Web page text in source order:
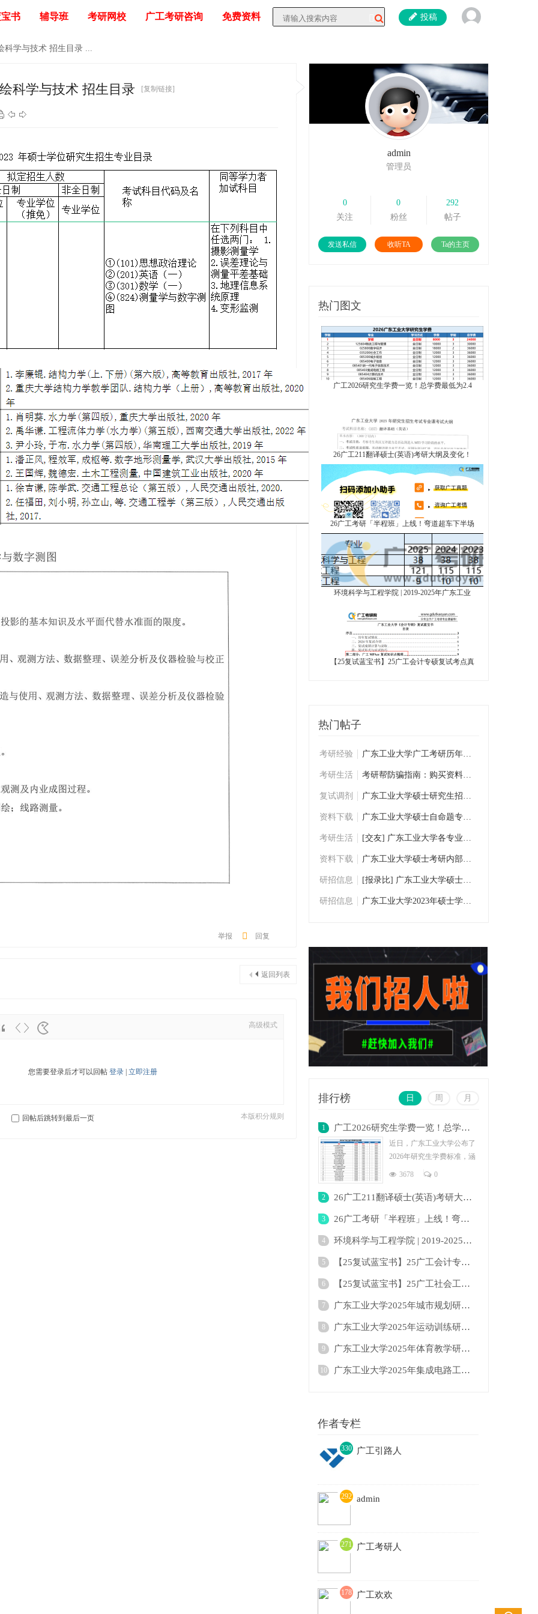
书 辅导班 考研网校 广工考研咨询 免费资料 投稿
科学与技术 招生目录 ...
科学与技术 招生目录 [复制链接]
回复
举报
返回列表
高级模式
您需要登录后才可以回帖 登录 立即注册
本版积分规则
回帖后跳转到最后一页
admin
管理员
0
关注
0
粉丝
292
帖子
发送私信 收听TA Ta的主页
热门图文
广工2026研究生学费一览！总学费最低为2.4
26广工211翻译硕士(英语)考研大纲及变化！
26广工考研「半程班」上线！弯道超车下半场
环境科学与工程学院 | 2019-2025年广东工业
【25复试蓝宝书】25广工会计专硕复试考点真
热门帖子
考研经验 广东工业大学广工考研历年学姐学长复试经验
考研生活 考研帮防骗指南：购买资料前必看
复试调剂 广东工业大学硕士研究生招生复试考生须知
资料下载 广东工业大学硕士自命题专业课考研历年真题
考研生活 [交友] 广东工业大学各专业考研交流群
资料下载 广东工业大学硕士考研内部资料/考研真题下
研招信息 [报录比] 广东工业大学硕士研究生数据统计
研招信息 广东工业大学2023年硕士学位研究生招生专业
排行榜 日 周 月
1 广工2026研究生学费一览！总学费最低为2.4
近日，广东工业大学公布了
2026年研究生学费标准，涵
盖全日制与非全日制多个专
3678 0
2 26广工211翻译硕士(英语)考研大纲及变化！
3 26广工考研「半程班」上线！弯道超车下半场
4 环境科学与工程学院 | 2019-2025年广东工业
5 【25复试蓝宝书】25广工会计专硕复试考点真
6 【25复试蓝宝书】25广工社会工作复试考点真
7 广东工业大学2025年城市规划研究生招生目录
8 广东工业大学2025年运动训练研究生招生目录
9 广东工业大学2025年体育教学研究生招生目录
10 广东工业大学2025年集成电路工程△（按研究
作者专栏
330
广工引路人
292 admin
271 广工考研人
178 广工欢欢